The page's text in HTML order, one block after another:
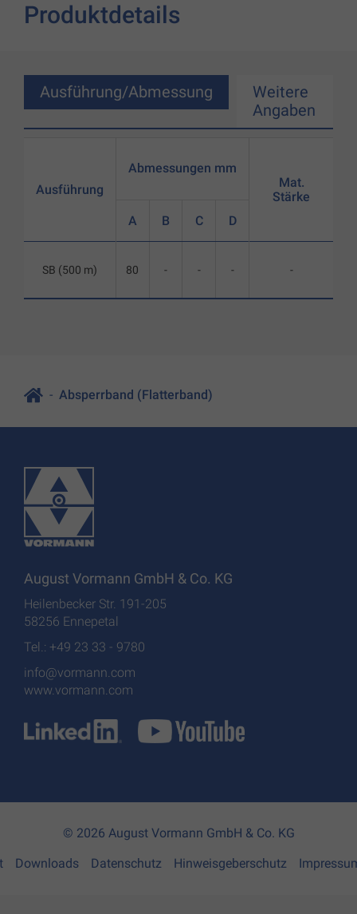
Produktdetails
Ausführung/Abmessung
Weitere
Angaben
Ausführung
SB (500 m)
Abmessungen mm
A B C D
80 - - -
Mat.
Stärke
-
Absperrband (Flatterband)
August Vormann GmbH & Co. KG
Heilenbecker Str. 191-205
58256 Ennepetal
Tel.: +49 23 33 - 9780
info@vormann.com
www.vormann.com
© 2026 August Vormann GmbH & Co. KG
Downloads Datenschutz Hinweisgeberschutz